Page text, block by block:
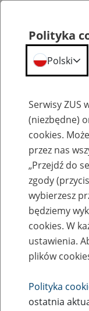
Szkolenia
Zaproś ZUS
eZUS w
Rodzaj wydarzenia
Szkolenia
Polityka
Polski
Serwisy ZUS
(niezbędne)
cookies.
przez nas
„Przejdź do
zgody
wybierzesz
będziemy
cookies. W
ustawienia.
plików
Polityka
ostatnia